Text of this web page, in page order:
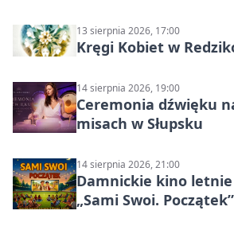
13 sierpnia 2026, 17:00
Kręgi Kobiet w
14 sierpnia 2026, 19:00
Ceremonia dźwięku
misach w Słupsku
14 sierpnia 2026, 21:00
Damnickie kino
„Sami Swoi. Początek”